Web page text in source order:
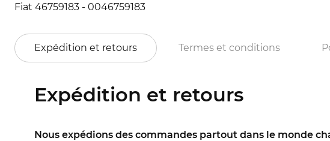
Fiat 46759183 - 0046759183
Expédition et retours Termes et conditions
Expédition et retours
Nous expédions des commandes partout dans le monde